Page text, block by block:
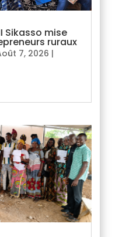
Sikasso mise
ruraux
7, 2026 |